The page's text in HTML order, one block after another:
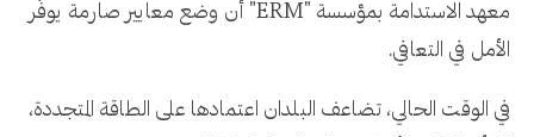
معهد الاستدامة بمؤسسة "ERM" أن وضع معايير صارمة يوفّر
الأمل في التعافي.
في الوقت الحالي، تضاعف البلدان اعتمادها على الطاقة المتجددة،